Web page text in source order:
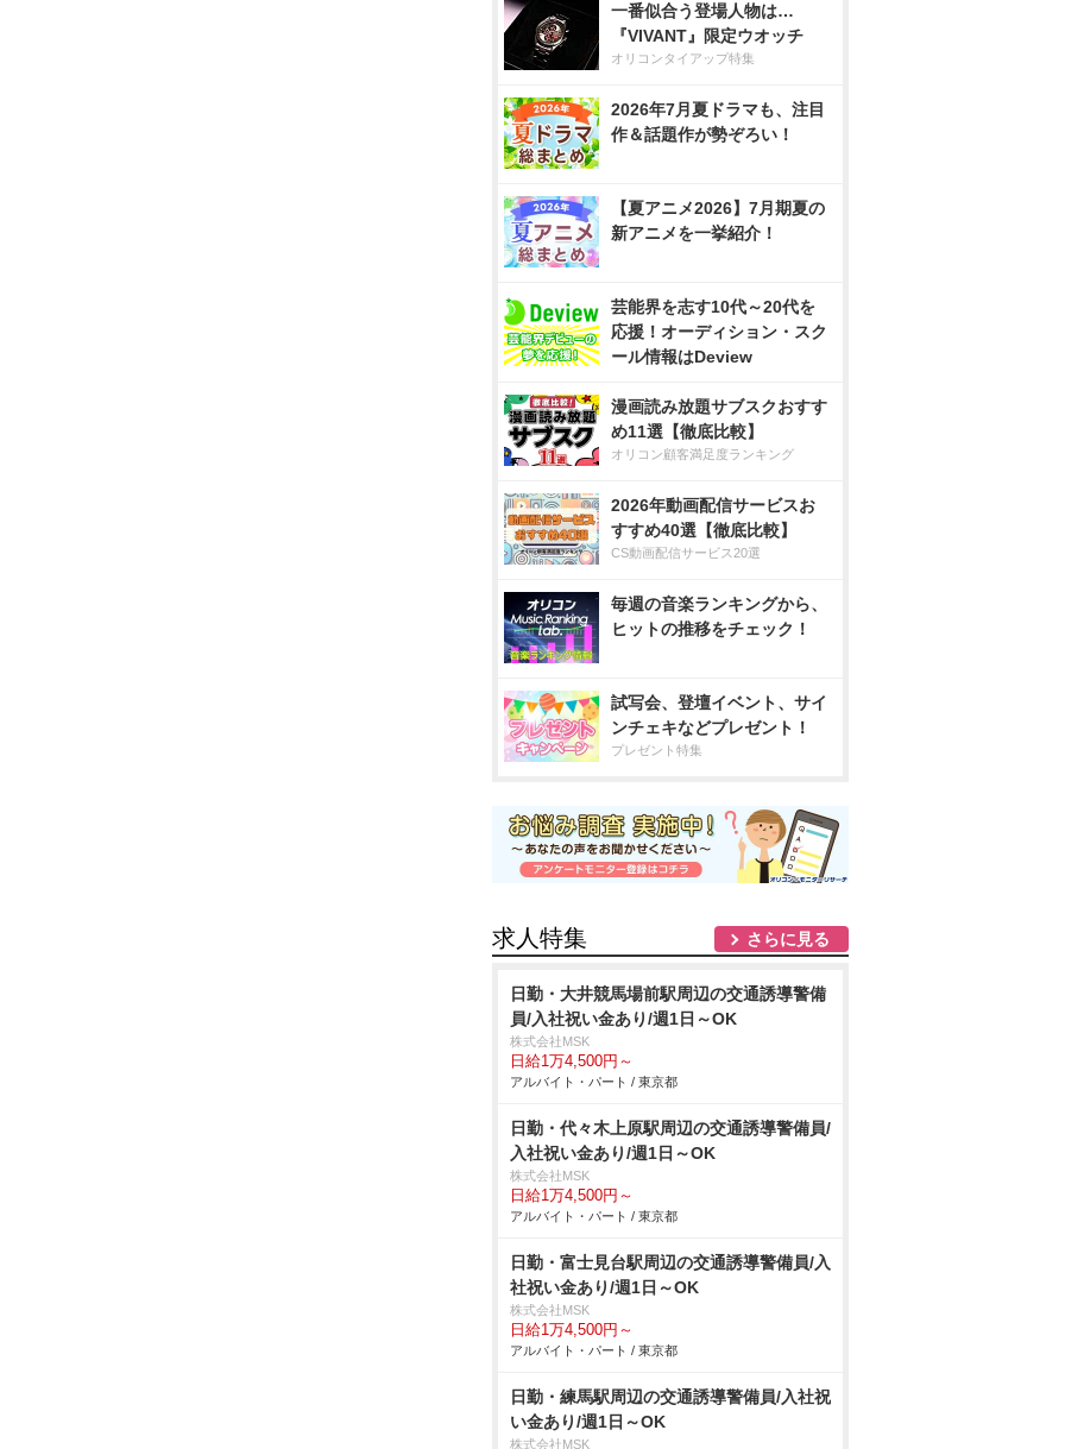
一番似合う登場人物は…
『VIVANT』限定ウオッチ
オリコンタイアップ特集
2026年7月夏ドラマも、注目
作＆話題作が勢ぞろい！
【夏アニメ2026】7月期夏の
新アニメを一挙紹介！
芸能界を志す10代～20代を
応援！オーディション・スク
ール情報はDeview
漫画読み放題サブスクおすす
め11選【徹底比較】
オリコン顧客満足度ランキング
2026年動画配信サービスお
すすめ40選【徹底比較】
CS動画配信サービス20選
毎週の音楽ランキングから、
ヒットの推移をチェック！
試写会、登壇イベント、サイ
ンチェキなどプレゼント！
プレゼント特集
求人特集 さらに見る
日勤・大井競馬場前駅周辺の交通誘導警備
員/入社祝い金あり/週1日～OK
株式会社MSK
日給1万4,500円～
アルバイト・パート / 東京都
日勤・代々木上原駅周辺の交通誘導警備員/
入社祝い金あり/週1日～OK
株式会社MSK
日給1万4,500円～
アルバイト・パート / 東京都
日勤・富士見台駅周辺の交通誘導警備員/入
社祝い金あり/週1日～OK
株式会社MSK
日給1万4,500円～
アルバイト・パート / 東京都
日勤・練馬駅周辺の交通誘導警備員/入社祝
い金あり/週1日～OK
株式会社MSK